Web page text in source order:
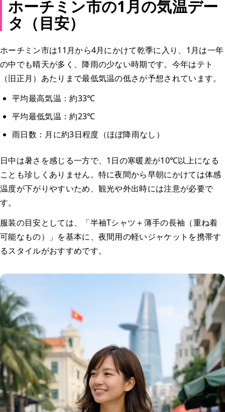
ホーチミン市の1月の気温デー
タ（目安）
ホーチミン市は11月から4月にかけて乾季に入り、1月は一年
の中でも晴天が多く、降雨の少ない時期です。今年はテト
（旧正月）あたりまで最低気温の低さが予想されています。
平均最高気温：約33℃
平均最低気温：約23℃
雨日数：月に約3日程度（ほぼ降雨なし）
日中は暑さを感じる一方で、1日の寒暖差が10℃以上になる
ことも珍しくありません。特に夜間から早朝にかけては体感
温度が下がりやすいため、観光や外出時には注意が必要で
す。
服装の目安としては、
「半袖Tシャツ＋薄手の長袖（重ね着
可能なもの）」を基本に、夜間用の軽いジャケットを携帯す
るスタイルがおすすめです。